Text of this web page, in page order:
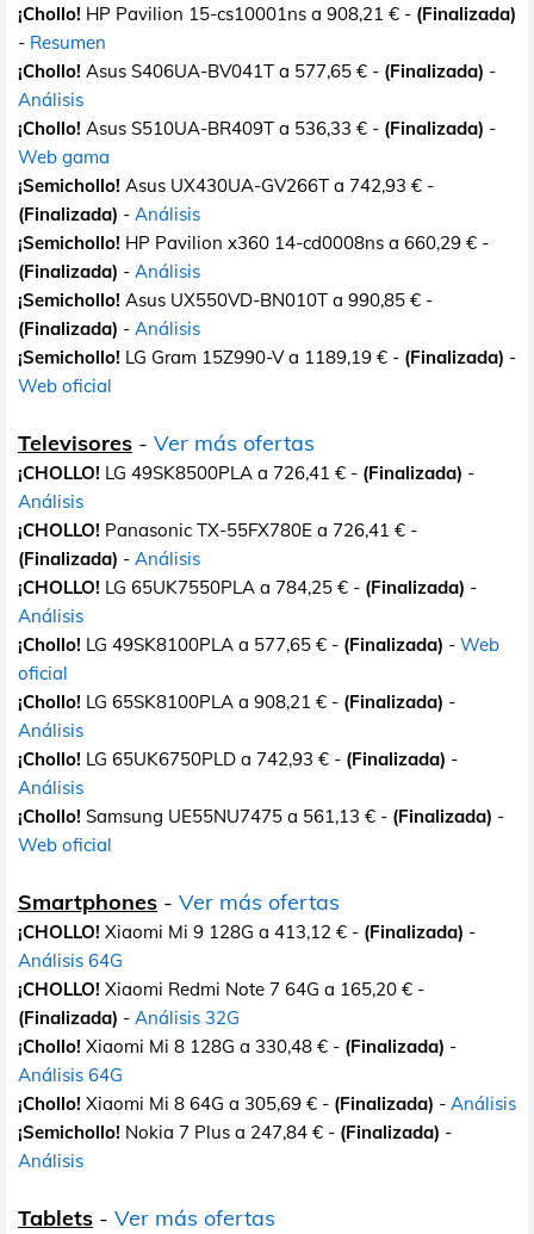
¡Chollo! HP Pavilion 15-cs10001ns a 908,21 € - (Finalizada)
- Resumen
¡Chollo! Asus S406UA-BV041T a 577,65 € - (Finalizada) -
Análisis
¡Chollo! Asus S510UA-BR409T a 536,33 € - (Finalizada) -
Web gama
¡Semichollo! Asus UX430UA-GV266T a 742,93 € -
(Finalizada) - Análisis
¡Semichollo! HP Pavilion x360 14-cd0008ns a 660,29 € -
(Finalizada) - Análisis
¡Semichollo! Asus UX550VD-BN010T a 990,85 € -
(Finalizada) - Análisis
¡Semichollo! LG Gram 15Z990-V a 1189,19 € - (Finalizada) -
Web oficial
Televisores - Ver más ofertas
¡CHOLLO! LG 49SK8500PLA a 726,41 € - (Finalizada) -
Análisis
¡CHOLLO! Panasonic TX-55FX780E a 726,41 € -
(Finalizada) - Análisis
¡CHOLLO! LG 65UK7550PLA a 784,25 € - (Finalizada) -
Análisis
¡Chollo! LG 49SK8100PLA a 577,65 € - (Finalizada) - Web
oficial
¡Chollo! LG 65SK8100PLA a 908,21 € - (Finalizada) -
Análisis
¡Chollo! LG 65UK6750PLD a 742,93 € - (Finalizada) -
Análisis
¡Chollo! Samsung UE55NU7475 a 561,13 € - (Finalizada) -
Web oficial
Smartphones - Ver más ofertas
¡CHOLLO! Xiaomi Mi 9 128G a 413,12 € - (Finalizada) -
Análisis 64G
¡CHOLLO! Xiaomi Redmi Note 7 64G a 165,20 € -
(Finalizada) - Análisis 32G
¡Chollo! Xiaomi Mi 8 128G a 330,48 € - (Finalizada) -
Análisis 64G
¡Chollo! Xiaomi Mi 8 64G a 305,69 € - (Finalizada) - Análisis
¡Semichollo! Nokia 7 Plus a 247,84 € - (Finalizada) -
Análisis
Tablets - Ver más ofertas